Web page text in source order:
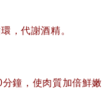
，代謝酒精。
鐘，使肉質加倍鮮嫩